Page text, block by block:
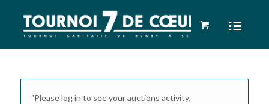
'Please log in to see your auctions activity.